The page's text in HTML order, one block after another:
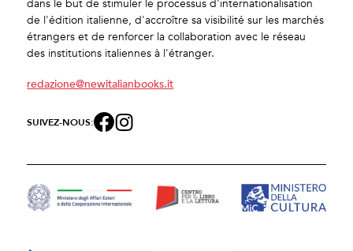
dans le but de stimuler le processus d'internationalisation
de l'édition italienne, d'accroître sa visibilité sur les marchés
étrangers et de renforcer la collaboration avec le réseau
des institutions italiennes à l'étranger.
redazione@newitalianbooks.it
SUIVEZ-NOUS: